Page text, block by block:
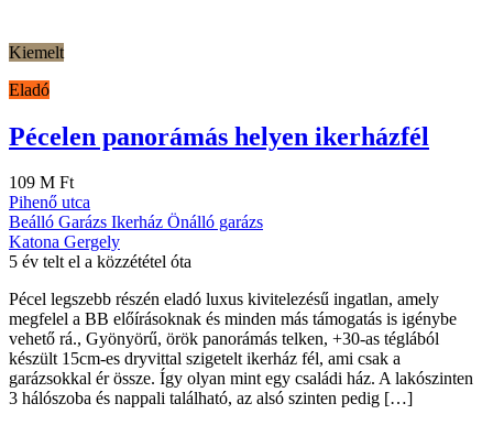
Kiemelt
Eladó
Pécelen panorámás helyen ikerházfél
109 M Ft
Pihenő utca
Beálló Garázs Ikerház Önálló garázs
Katona Gergely
5 év telt el a közzététel óta
Pécel legszebb részén eladó luxus kivitelezésű ingatlan, amely
megfelel a BB előírásoknak és minden más támogatás is igénybe
vehető rá., Gyönyörű, örök panorámás telken, +30-as téglából
készült 15cm-es dryvittal szigetelt ikerház fél, ami csak a
garázsokkal ér össze. Így olyan mint egy családi ház. A lakószinten
3 hálószoba és nappali található, az alsó szinten pedig […]